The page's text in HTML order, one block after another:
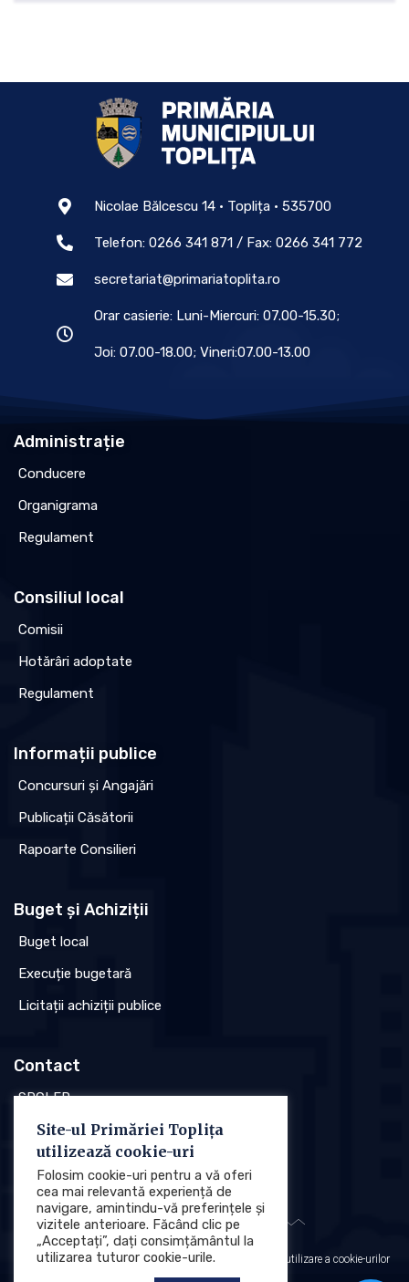
Nicolae Bălcescu 14 • Toplița • 535700
Telefon: 0266 341 871 / Fax: 0266 341 772
secretariat@primariatoplita.ro
Orar casierie: Luni-Miercuri: 07.00-15.30;
Joi: 07.00-18.00; Vineri:07.00-13.00
Administrație
Conducere
Organigrama
Regulament
Consiliul local
Comisii
Hotărâri adoptate
Regulament
Informații publice
Concursuri și Angajări
Publicații Căsătorii
Rapoarte Consilieri
Buget și Achiziții
Buget local
Execuție bugetară
Licitații achiziții publice
Contact
SPCLEP
Stare civilă
Poliția locală
Protecția datelor cu caracter personal (GDPR) Politica de utilizare a cookie-urilor
Site-ul Primăriei Toplița
utilizează cookie-uri
Folosim cookie-uri pentru a vă oferi
cea mai relevantă experiență de
navigare, amintindu-vă preferințele și
vizitele anterioare. Făcând clic pe
„Acceptați”, dați consimțământul la
utilizarea tuturor cookie-urile.